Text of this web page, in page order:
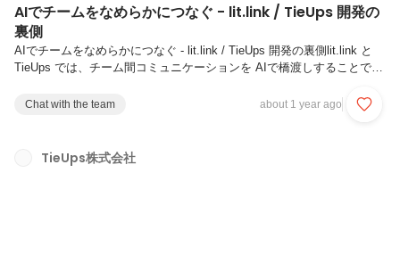
AIでチームをなめらかにつなぐ - lit.link / TieUps 開発の
裏側
AIでチームをなめらかにつなぐ - lit.link / TieUps 開発の裏側lit.link と
TieUps では、チーム間コミュニケーションを AIで橋渡しすることで、
きるようにしています。NotebookLM で CS の声を丸ごと検索し、
CS・Marketing それぞれのチームがスムーズ動けるのです。本稿では
導入の全体像と各チームでの使い方、さらに他社事例...
Chat with the team about 1 year ago
TieUps株式会社